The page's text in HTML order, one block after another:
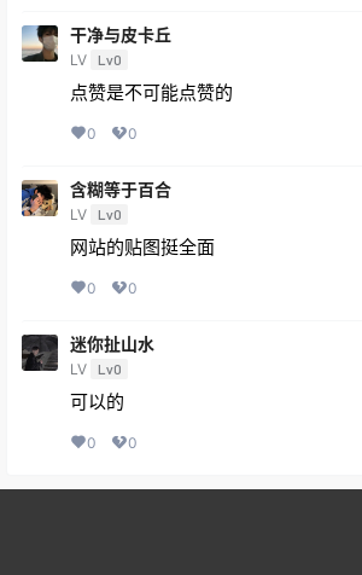
干净与皮卡丘
LV Lv0
点赞是不可能点赞的
0 0
含糊等于百合
LV Lv0
网站的贴图挺全面
0 0
迷你扯山水
LV Lv0
可以的
0 0